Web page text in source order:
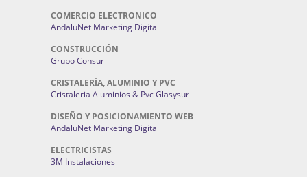
COMERCIO ELECTRONICO
AndaluNet Marketing Digital
CONSTRUCCIÓN
Grupo Consur
CRISTALERÍA, ALUMINIO Y PVC
Cristaleria Aluminios & Pvc Glasysur
DISEÑO Y POSICIONAMIENTO WEB
AndaluNet Marketing Digital
ELECTRICISTAS
3M Instalaciones